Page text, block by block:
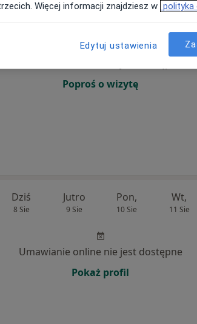
Dziś Jutro Pon, Wt,
Poproś o wizytę
Dziś
8 Sie
Jutro
9 Sie
Pon,
10 Sie
Wt,
11 Sie
Umawianie online nie jest dostępne
Pokaż profil
Więcej informacji znajdziesz w polityka
Edytuj ustawienia